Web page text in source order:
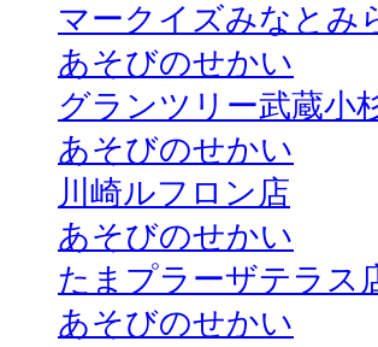
マークイズみなとみ
あそびのせかい
グランツリー武蔵小
あそびのせかい
川崎ルフロン店
あそびのせかい
たまプラーザテラス
あそびのせかい